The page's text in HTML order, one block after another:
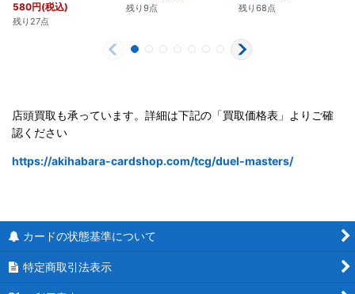
580円(税込)
残り27点
残り9点 残り68点
店頭買取も承っています。詳細は下記の「買取価格表」よりご確
認ください
https://akihabara-cardshop.com/tcg/duel-masters/
カードの状態基準について
特定商取引法表示